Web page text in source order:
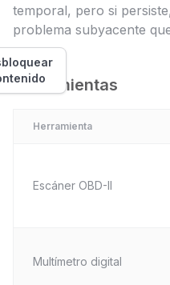
temporal, pero si
problema subyacente
Herramientas
Herramienta
Escáner OBD-II
Multímetro digital